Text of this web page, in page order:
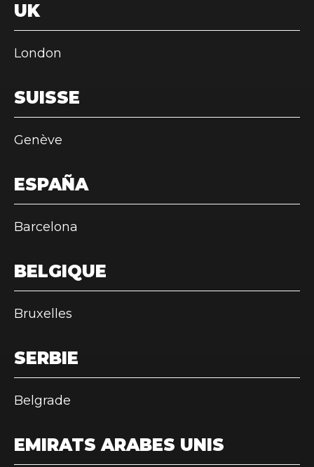
UK
London
SUISSE
Genève
ESPAÑA
Barcelona
BELGIQUE
Bruxelles
SERBIE
Belgrade
EMIRATS ARABES UNIS